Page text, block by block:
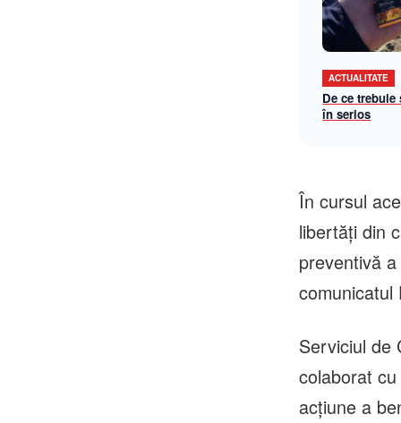
ACTUALITATE
De ce
în serios
În cursul
libertăți din
preventivă
comunicatul
Serviciul de
colaborat
acțiune a